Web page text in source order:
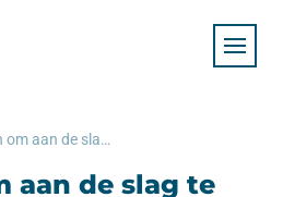
3 redenen om aan de slag te gaan met video
aan de slag te